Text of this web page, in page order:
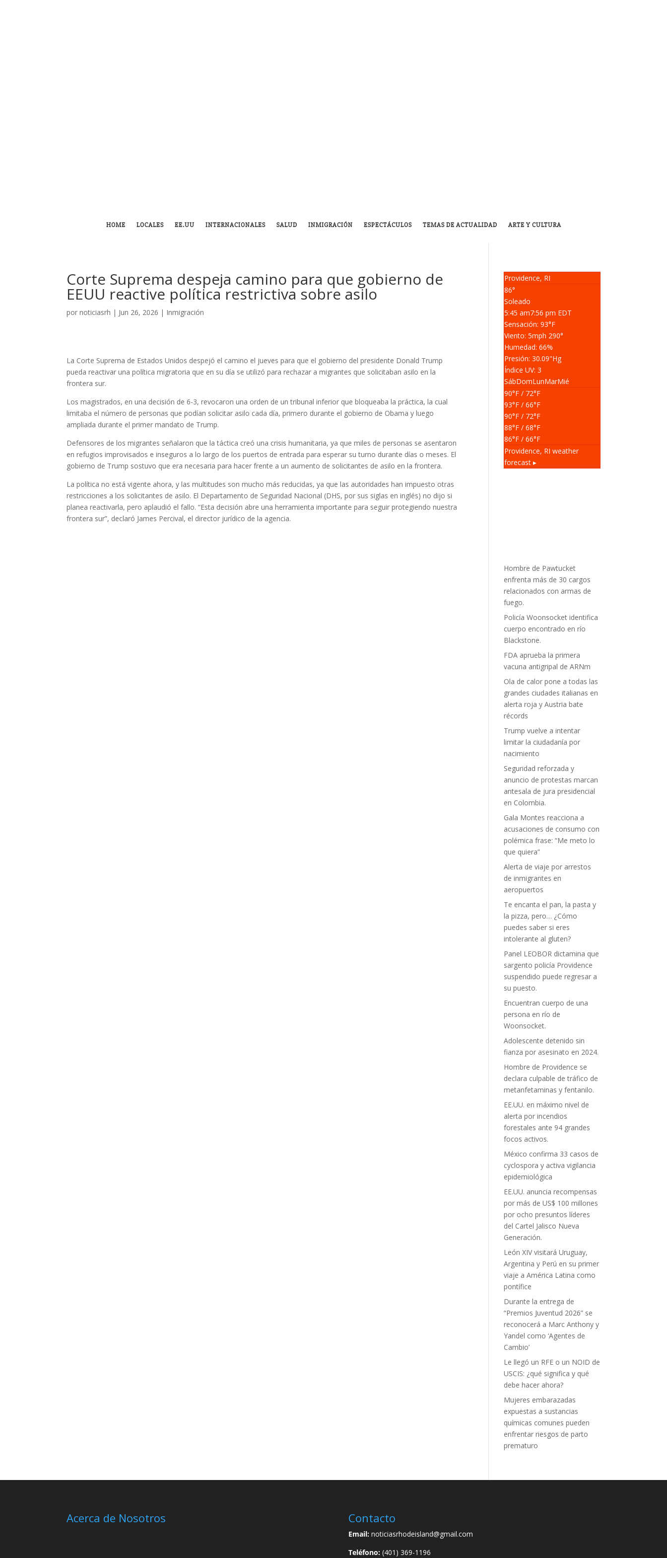
HOME LOCALES EE.UU INTERNACIONALES SALUD INMIGRACIÓN ESPECTÁCULOS TEMAS DE ACTUALIDAD ARTE Y CULTURA
Corte Suprema despeja camino para que gobierno de
EEUU reactive política restrictiva sobre asilo
pornoticiasrh | Jun 26, 2026 | Inmigración
La Corte Suprema de Estados Unidos despejó el camino el jueves para que el gobierno del presidente Donald Trump
pueda reactivar una política migratoria que en su día se utilizó para rechazar a migrantes que solicitaban asilo en la
frontera sur.
Los magistrados, en una decisión de 6-3, revocaron una orden de un tribunal inferior que bloqueaba la práctica, la cual
limitaba el número de personas que podían solicitar asilo cada día, primero durante el gobierno de Obama y luego
ampliada durante el primer mandato de Trump.
Defensores de los migrantes señalaron que la táctica creó una crisis humanitaria, ya que miles de personas se asentaron
en refugios improvisados e inseguros a lo largo de los puertos de entrada para esperar su turno durante días o meses. El
gobierno de Trump sostuvo que era necesaria para hacer frente a un aumento de solicitantes de asilo en la frontera.
La política no está vigente ahora, y las multitudes son mucho más reducidas, ya que las autoridades han impuesto otras
restricciones a los solicitantes de asilo. El Departamento de Seguridad Nacional (DHS, por sus siglas en inglés) no dijo si
planea reactivarla, pero aplaudió el fallo. “Esta decisión abre una herramienta importante para seguir protegiendo nuestra
frontera sur”, declaró James Percival, el director jurídico de la agencia.
Providence, RI
86°
Soleado
5:45 am7:56 pm EDT
Sensación: 93°F
Viento: 5mph 290°
Humedad: 66%
Presión: 30.09"Hg
Índice UV: 3
SábDomLunMarMié
90°F / 72°F
93°F / 66°F
90°F / 72°F
88°F / 68°F
86°F / 66°F
Providence, RI weather
forecast ▸
Hombre de Pawtucket
enfrenta más de 30 cargos
relacionados con armas de
fuego.
Policía Woonsocket identifica
cuerpo encontrado en río
Blackstone.
FDA aprueba la primera
vacuna antigripal de ARNm
Ola de calor pone a todas las
grandes ciudades italianas en
alerta roja y Austria bate
récords
Trump vuelve a intentar
limitar la ciudadanía por
nacimiento
Seguridad reforzada y
anuncio de protestas marcan
antesala de jura presidencial
en Colombia.
Gala Montes reacciona a
acusaciones de consumo con
polémica frase: “Me meto lo
que quiera”
Alerta de viaje por arrestos
de inmigrantes en
aeropuertos
Te encanta el pan, la pasta y
la pizza, pero… ¿Cómo
puedes saber si eres
intolerante al gluten?
Panel LEOBOR dictamina que
sargento policía Providence
suspendido puede regresar a
su puesto.
Encuentran cuerpo de una
persona en río de
Woonsocket.
Adolescente detenido sin
fianza por asesinato en 2024.
Hombre de Providence se
declara culpable de tráfico de
metanfetaminas y fentanilo.
EE.UU. en máximo nivel de
alerta por incendios
forestales ante 94 grandes
focos activos.
México confirma 33 casos de
cyclospora y activa vigilancia
epidemiológica
EE.UU. anuncia recompensas
por más de US$ 100 millones
por ocho presuntos líderes
del Cartel Jalisco Nueva
Generación.
León XIV visitará Uruguay,
Argentina y Perú en su primer
viaje a América Latina como
pontífice
Durante la entrega de
“Premios Juventud 2026” se
reconocerá a Marc Anthony y
Yandel como ‘Agentes de
Cambio’
Le llegó un RFE o un NOID de
USCIS: ¿qué significa y qué
debe hacer ahora?
Mujeres embarazadas
expuestas a sustancias
químicas comunes pueden
enfrentar riesgos de parto
prematuro
Acerca de Nosotros Contacto
Email:noticiasrhodeisland@gmail.com
Teléfono:(401) 369-1196